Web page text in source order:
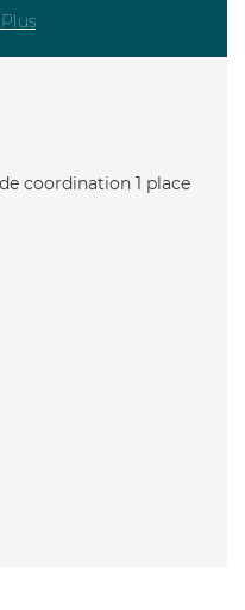
coordination 1 place